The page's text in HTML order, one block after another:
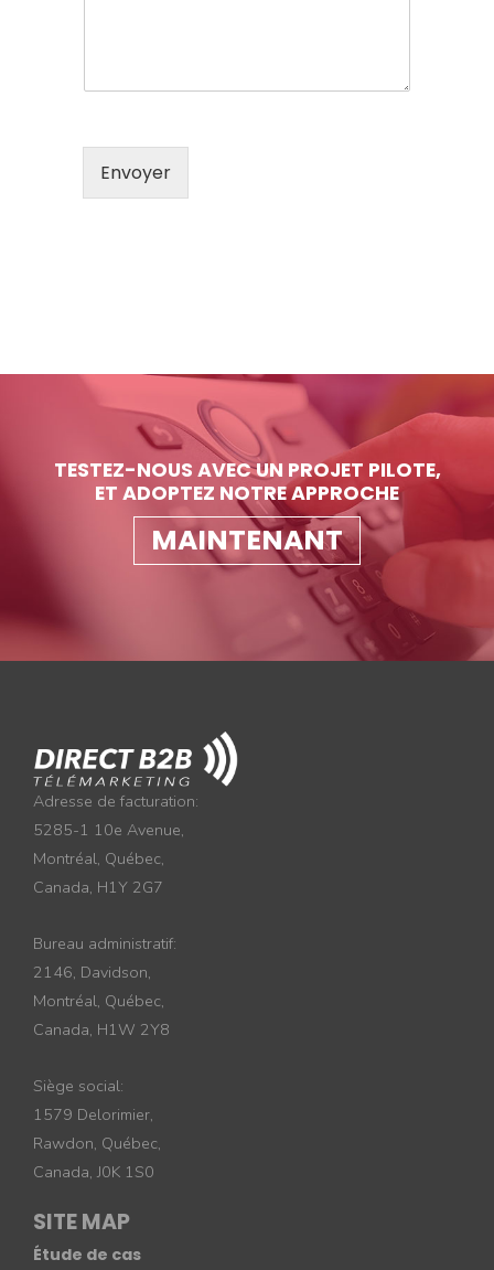
Envoyer
TESTEZ-NOUS AVEC UN PROJET PILOTE,
ET ADOPTEZ NOTRE APPROCHE
MAINTENANT
Adresse de facturation:
5285-1 10e Avenue,
Montréal, Québec,
Canada, H1Y 2G7
Bureau administratif:
2146, Davidson,
Montréal, Québec,
Canada, H1W 2Y8
Siège social:
1579 Delorimier,
Rawdon, Québec,
Canada, J0K 1S0
SITE MAP
Étude de cas